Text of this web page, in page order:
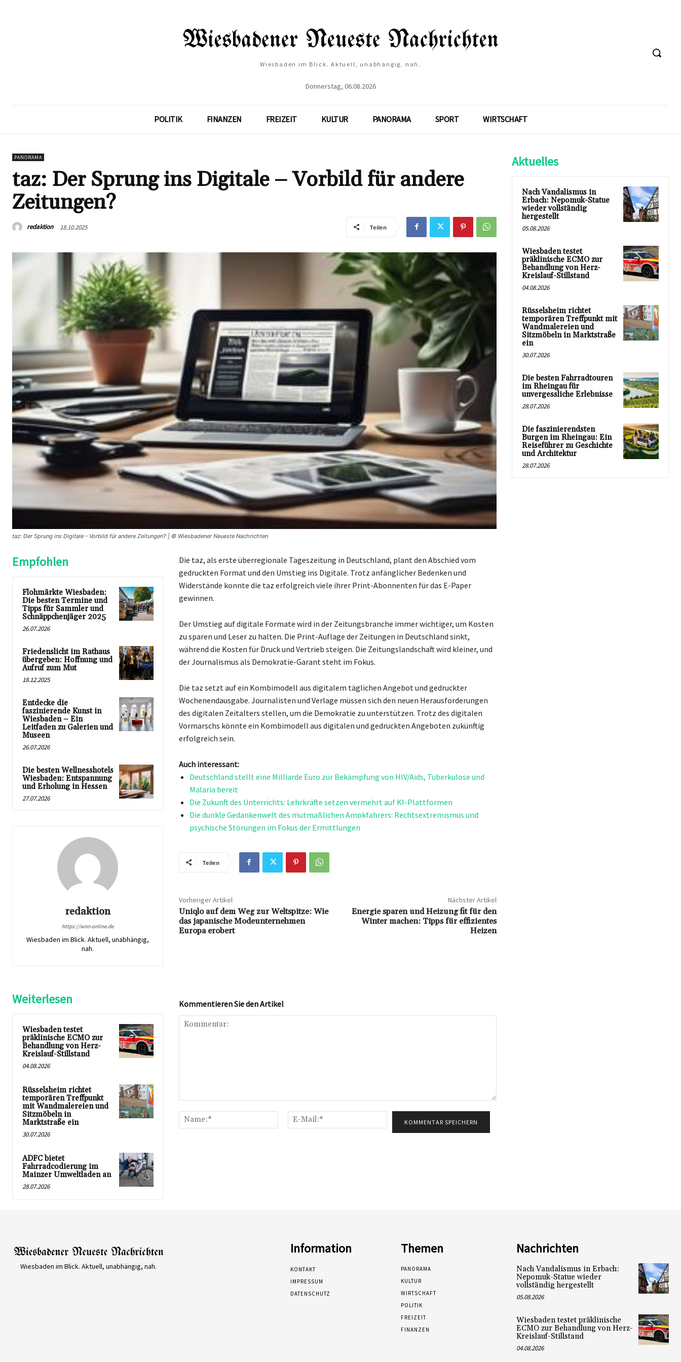
Wiesbaden im Blick. Aktuell, unabhängig, nah.
Donnerstag, 06.08.2026
POLITIK FINANZEN FREIZEIT KULTUR PANORAMA SPORT WIRTSCHAFT
PANORAMA
taz: Der Sprung ins Digitale – Vorbild für andere
Zeitungen?
redaktion 18.10.2025 Teilen
taz: Der Sprung ins Digitale - Vorbild für andere Zeitungen? | © Wiesbadener Neueste Nachrichten
Empfohlen
Flohmärkte Wiesbaden:
Die besten Termine und
Tipps für Sammler und
Schnäppchenjäger 2025
26.07.2026
Friedenslicht im Rathaus
übergeben: Hoffnung und
Aufruf zum Mut
18.12.2025
Entdecke die
faszinierende Kunst in
Wiesbaden – Ein
Leitfaden zu Galerien und
Museen
26.07.2026
Die besten Wellnesshotels
Wiesbaden: Entspannung
und Erholung in Hessen
27.07.2026
redaktion
https://wnn-online.de
Wiesbaden im Blick. Aktuell, unabhängig,
nah.
Die taz, als erste überregionale Tageszeitung in Deutschland, plant den Abschied vom
gedruckten Format und den Umstieg ins Digitale. Trotz anfänglicher Bedenken und
Widerstände konnte die taz erfolgreich viele ihrer Print-Abonnenten für das E-Paper
gewinnen.
Der Umstieg auf digitale Formate wird in der Zeitungsbranche immer wichtiger, um Kosten
zu sparen und Leser zu halten. Die Print-Auflage der Zeitungen in Deutschland sinkt,
während die Kosten für Druck und Vertrieb steigen. Die Zeitungslandschaft wird kleiner, und
der Journalismus als Demokratie-Garant steht im Fokus.
Die taz setzt auf ein Kombimodell aus digitalem täglichen Angebot und gedruckter
Wochenendausgabe. Journalisten und Verlage müssen sich den neuen Herausforderungen
des digitalen Zeitalters stellen, um die Demokratie zu unterstützen. Trotz des digitalen
Vormarschs könnte ein Kombimodell aus digitalen und gedruckten Angeboten zukünftig
erfolgreich sein.
Auch interessant:
Deutschland stellt eine Milliarde Euro zur Bekämpfung von HIV/Aids, Tuberkulose und
Malaria bereit
Die Zukunft des Unterrichts: Lehrkräfte setzen vermehrt auf KI-Plattformen
Die dunkle Gedankenwelt des mutmaßlichen Amokfahrers: Rechtsextremismus und
psychische Störungen im Fokus der Ermittlungen
Teilen
Vorheriger Artikel
Uniqlo auf dem Weg zur Weltspitze: Wie
das japanische Modeunternehmen
Europa erobert
Nächster Artikel
Energie sparen und Heizung fit für den
Winter machen: Tipps für effizientes
Heizen
Weiterlesen
Wiesbaden testet
präklinische ECMO zur
Behandlung von Herz-
Kreislauf-Stillstand
04.08.2026
Rüsselsheim richtet
temporären Treffpunkt
mit Wandmalereien und
Sitzmöbeln in
Marktstraße ein
30.07.2026
ADFC bietet
Fahrradcodierung im
Mainzer Umweltladen an
28.07.2026
Kommentieren Sie den Artikel
Name:*
Mail:*
Aktuelles
Nach Vandalismus in
Erbach: Nepomuk-Statue
wieder vollständig
hergestellt
05.08.2026
Wiesbaden testet
präklinische ECMO zur
Behandlung von Herz-
Kreislauf-Stillstand
04.08.2026
Rüsselsheim richtet
temporären Treffpunkt mit
Wandmalereien und
Sitzmöbeln in Marktstraße
ein
30.07.2026
Die besten Fahrradtouren
im Rheingau für
unvergessliche Erlebnisse
28.07.2026
Die faszinierendsten
Burgen im Rheingau: Ein
Reiseführer zu Geschichte
und Architektur
28.07.2026
Wiesbaden im Blick. Aktuell, unabhängig, nah.
Information
KONTAKT
IMPRESSUM
DATENSCHUTZ
Themen
PANORAMA
KULTUR
WIRTSCHAFT
POLITIK
FREIZEIT
FINANZEN
Nachrichten
Nach Vandalismus in Erbach:
Nepomuk-Statue wieder
vollständig hergestellt
05.08.2026
Wiesbaden testet präklinische
ECMO zur Behandlung von Herz-
Kreislauf-Stillstand
04.08.2026